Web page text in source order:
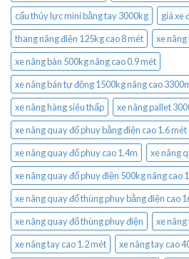
cẩu thủy lực mini bằng tay 3000kg
giá xe
thang nâng điện 125kg cao 8 mét
xe nâng
xe nâng bàn 500kg nâng cao 0.9 mét
xe nâng bán tự động 1500kg nâng cao
xe nâng hàng siêu thấp
xe nâng pallet
xe nâng quay đổ phuy bằng điện cao 1.6 mét
xe nâng quay đổ phuy cao 1.4m
xe nâng
xe nâng quay đổ phuy điện 500kg nâng cao
xe nâng quay đổ thùng phuy bằng điện cao
xe nâng quay đổ thùng phuy điện
xe nâng
xe nâng tay cao 1.2 mét
xe nâng tay cao